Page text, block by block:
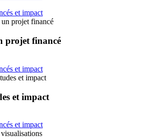
et impact
projet financé
projet financé
et impact
et impact
et impact
et impact